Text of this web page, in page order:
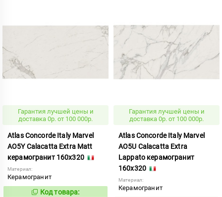
Гарантия лучшей цены и
доставка 0р. от 100 000р.
Atlas Concorde Italy Marvel
AO5Y Calacatta Extra Matt
керамогранит 160x320
Материал:
Керамогранит
807819
Код товара:
Гарантия лучшей цены и
доставка 0р. от 100 000р.
Atlas Concorde Italy Marvel
AO5U Calacatta Extra
Lappato керамогранит
160x320
Материал:
Керамогранит